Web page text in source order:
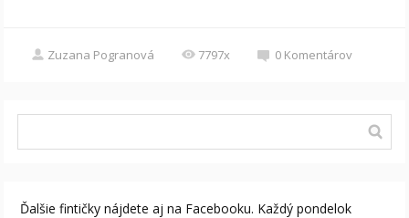
Zuzana Pogranová 7797x 0 Komentárov
Ďalšie fintičky nájdete aj na Facebooku. Každý pondelok